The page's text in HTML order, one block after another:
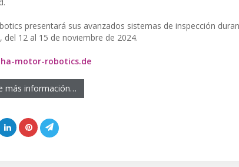
presentará sus avanzados sistemas de inspección
del 12 al 15 de noviembre de 2024.
motor-robotics.de
más información…